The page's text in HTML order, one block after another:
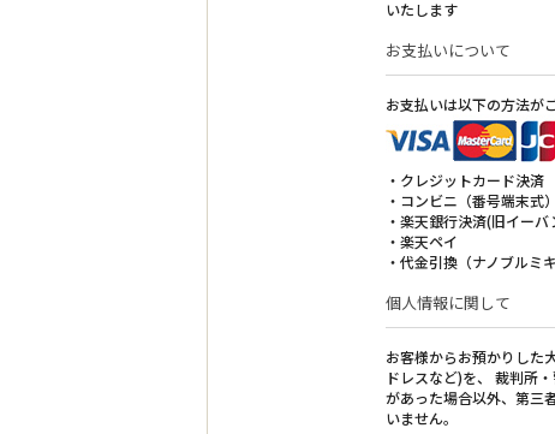
●60の朝…0個 ／ 60の夜…5個
●マルチケアリップ 01…0個／マルチケアリッ
※マルチケアリップ 01は、完売いたしました
※マルチケアリップ 02は、完売いたしまし
【（在庫数更新）販売終了のお知らせ】
60の朝・60の夜・マルチケアリップは、在庫
長らくのご愛顧ありがとうございました。
※60の朝は、完売いたしました。
※マルチケアリップ 01は、完売いたしました。
【2021年10月22日現在の在庫】
●60の朝…0個 ／ 60の夜…5個
※朝と夜のセットの販売は終了とさせていた
●マルチケアリップ 01…0個／マルチケアリッ
※マルチケアリップ 01は、完売いたしました
いたします
お支払いについて
お支払いは以下の方法が
・クレジットカード決済
・コンビニ（番号端末式
・楽天銀行決済(旧イーバ
・楽天ペイ
・代金引換（ナノブルミ
個人情報に関して
お客様からお預かりした
ドレスなど)を、 裁判所
があった場合以外、第三
いません。